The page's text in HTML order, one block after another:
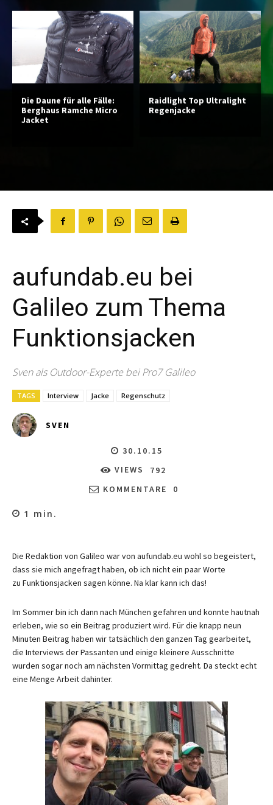
Die Daune für alle Fälle:
Berghaus Ramche Micro
Jacket
Raidlight Top Ultralight
Regenjacke
aufundab.eu bei
Galileo zum Thema
Funktionsjacken
Sven als Outdoor-Experte bei Pro7 Galileo
TAGS Interview Jacke Regenschutz
SVEN
30.10.15
VIEWS
792
KOMMENTARE
0
1 min.
Die Redaktion von Galileo war von aufundab.eu wohl so begeistert,
dass sie mich angefragt haben, ob ich nicht ein paar Worte
zu Funktionsjacken sagen könne. Na klar kann ich das!
Im Sommer bin ich dann nach München gefahren und konnte hautnah
erleben, wie so ein Beitrag produziert wird. Für die knapp neun
Minuten Beitrag haben wir tatsächlich den ganzen Tag gearbeitet,
die Interviews der Passanten und einige kleinere Ausschnitte
wurden sogar noch am nächsten Vormittag gedreht. Da steckt echt
eine Menge Arbeit dahinter.